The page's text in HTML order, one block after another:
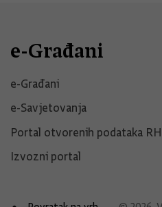
e-Građani
e-Građani
e-Savjetovanja
Portal otvorenih podataka RH
Izvozni portal